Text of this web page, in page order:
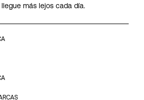
más lejos cada día.